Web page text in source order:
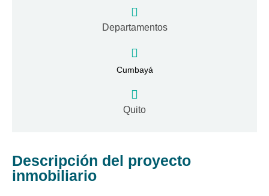
Departamentos
Cumbayá
Quito
Descripción del proyecto
inmobiliario